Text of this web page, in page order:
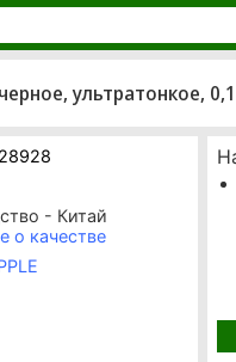
ультратонкое,
28928
- Китай
о качестве